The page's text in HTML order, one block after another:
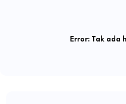
Error:Tak ada